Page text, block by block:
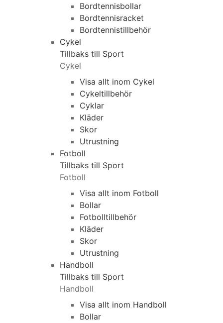
Bordtennisbollar
Bordtennisracket
Bordtennistillbehör
Cykel
Tillbaks till Sport
Cykel
Visa allt inom Cykel
Cykeltillbehör
Cyklar
Kläder
Skor
Utrustning
Fotboll
Tillbaks till Sport
Fotboll
Visa allt inom Fotboll
Bollar
Fotbolltillbehör
Kläder
Skor
Utrustning
Handboll
Tillbaks till Sport
Handboll
Visa allt inom Handboll
Bollar